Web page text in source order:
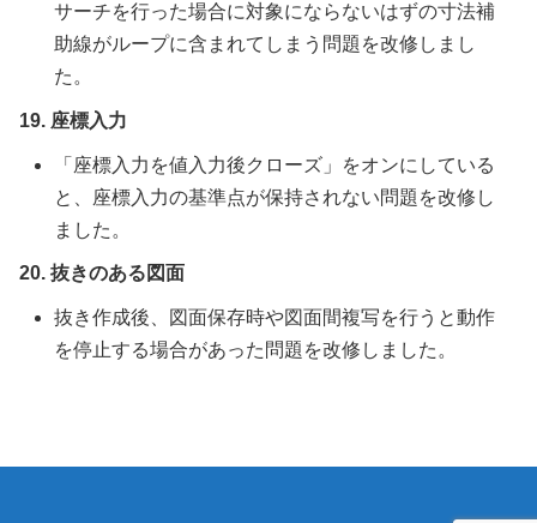
サーチを行った場合に対象にならないはずの寸法補
助線がループに含まれてしまう問題を改修しまし
た。
19. 座標入力
「座標入力を値入力後クローズ」をオンにしている
と、座標入力の基準点が保持されない問題を改修し
ました。
20. 抜きのある図面
抜き作成後、図面保存時や図面間複写を行うと動作
を停止する場合があった問題を改修しました。